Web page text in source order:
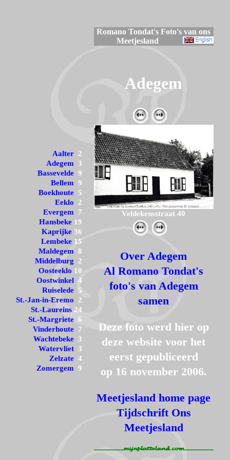
Romano Tondat's Foto's van ons
Meetjesland
Adegem
Veldekensstraat 40
Over Adegem
Al Romano Tondat's
foto's van Adegem
samen
Deze foto werd hier op
deze website voor het
eerst gepubliceerd
op 16 november 2006.
Meetjesland home page
Tijdschrift Ons
Meetjesland
Aalter 2
Adegem 3
Bassevelde 9
Bellem 9
Boekhoute 5
Eeklo 2
Evergem 7
Hansbeke 19
Kaprijke 36
Lembeke 15
Maldegem 8
Middelburg 2
Oosteeklo 10
Oostwinkel 4
Ruiselede 5
St.-Jan-in-Eremo 2
St.-Laureins 24
St.-Margriete 6
Vinderhoute 7
Wachtebeke 3
Watervliet 3
Zelzate 4
Zomergem 9